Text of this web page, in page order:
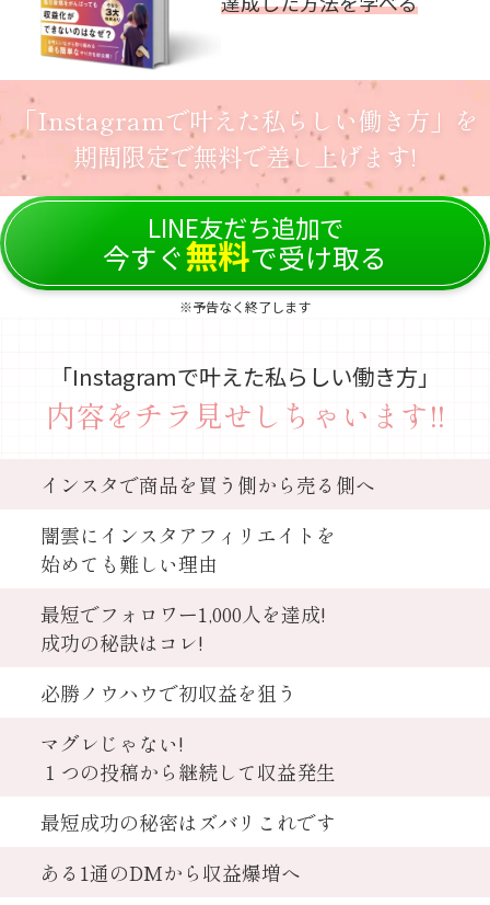
「Instagramで叶えた私らしい働き方」を
期間限定で無料で差し上げます!
LINE友だち追加で
今すぐ無料で受け取る
※予告なく終了します
「Instagramで叶えた私らしい働き方」
内容をチラ見せしちゃいます!!
インスタで商品を買う側から売る側へ
闇雲にインスタアフィリエイトを
始めても難しい理由
最短でフォロワー1,000人を達成!
成功の秘訣はコレ!
必勝ノウハウで初収益を狙う
マグレじゃない!
１つの投稿から継続して収益発生
最短成功の秘密はズバリこれです
ある1通のDMから収益爆増へ